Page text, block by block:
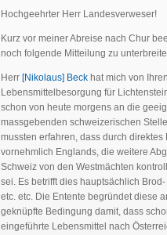
Hochgeehrter Herr Landesverweser!
Kurz vor meiner Abreise nach Chur
noch folgende Mitteilung zu
Herr [Nikolaus] Beck hat mich von
Lebensmittelbesorgung für
schon von heute morgens an die
massgebenden schweizerischen
mussten erfahren, dass durch
vornehmlich Englands, die weitere
Schweiz von den Westmächten
sei. Es betrifft dies hauptsächlich
etc. etc. Die Entente begründet diese
geknüpfte Bedingung damit, dass
eingeführte Lebensmittel nach